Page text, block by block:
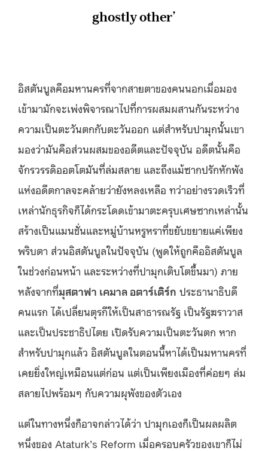
ghostly other’
อิสตันบูลคือมหานครที่จากสายตาของคนนอกเมื่อมอง
เข้ามามักจะเพ่งพิจารณาไปที่การผสมผสานกันระหว่าง
ความเป็นตะวันตกกับตะวันออก แต่สำหรับปามุกนั้นเขา
มองว่ามันคือส่วนผสมของอดีตและปัจจุบัน อดีตนั้นคือ
จักรวรรดิออตโตมันที่ล่มสลาย และถึงแม้ซากปรักหักพัง
แห่งอดีตกาลจะคล้ายว่ายังหลงเหลือ ทว่าอย่างรวดเร็วที่
เหล่านักธุรกิจก็ได้กระโดดเข้ามาตะครุบเศษซากเหล่านั้น
สร้างเป็นแมนชั่นและหมู่บ้านหรูหราที่ขยับขยายแค่เพียง
พริบตา ส่วนอิสตันบูลในปัจจุบัน (พูดให้ถูกคืออิสตันบูล
ในช่วงก่อนหน้า และระหว่างที่ปามุกเติบโตขึ้นมา) ภาย
หลังจากที่มุสตาฟา เคมาล อตาร์เติร์ก ประธานาธิบดี
คนแรก ได้เปลี่ยนตุรกีให้เป็นสาธารณรัฐ เป็นรัฐฆราวาส
และเป็นประชาธิปไตย เปิดรับความเป็นตะวันตก หาก
สำหรับปามุกแล้ว อิสตันบูลในตอนนี้หาได้เป็นมหานครที่
เคยยิ่งใหญ่เหมือนแต่ก่อน แต่เป็นเพียงเมืองที่ค่อยๆ ล่ม
สลายไปพร้อมๆ กับความผุพังของตัวเอง
แต่ในทางหนึ่งก็อาจกล่าวได้ว่า ปามุกเองก็เป็นผลผลิต
หนึ่งของ Ataturk’s Reform เมื่อครอบครัวของเขาก็ไม่